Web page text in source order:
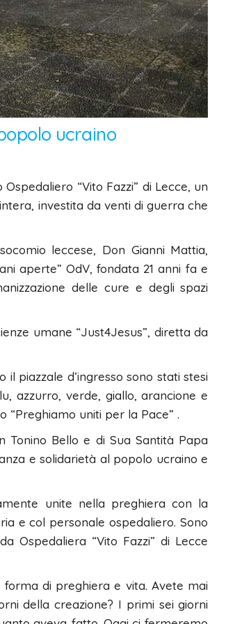
ucraino
“Vito Fazzi” di Lecce, un
investita da venti di guerra che
leccese, Don Gianni Mattia,
aperte” OdV, fondata 21 anni fa e
delle cure e degli spazi
umane “Just4Jesus”, diretta da
piazzale d’ingresso sono stati stesi
azzurro, verde, giallo, arancione e
“Preghiamo uniti per la Pace” .
Bello e di Sua Santità Papa
e solidarietà al popolo ucraino e
unite nella preghiera con la
e col personale ospedaliero. Sono
Ospedaliera “Vito Fazzi” di Lecce
di preghiera e vita. Avete mai
della creazione? I primi sei giorni